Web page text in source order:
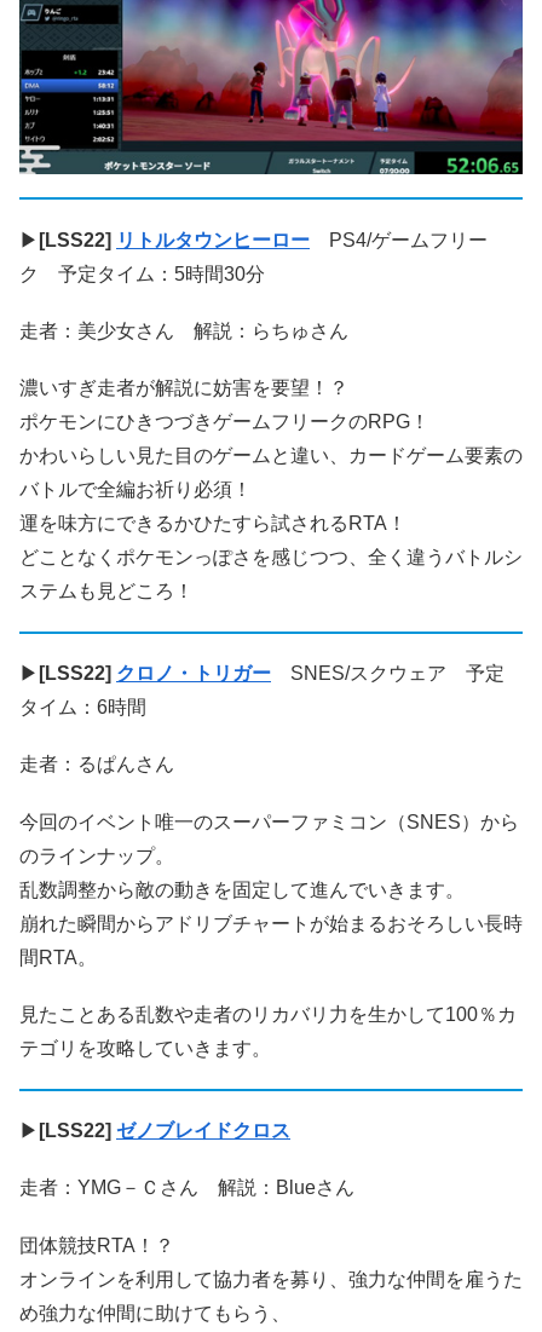
▶ [LSS22] リトルタウンヒーロー PS4/ゲームフリー
ク 予定タイム：5時間30分
走者：美少女さん 解説：らちゅさん
濃いすぎ走者が解説に妨害を要望！？
ポケモンにひきつづきゲームフリークのRPG！
かわいらしい見た目のゲームと違い、カードゲーム要素の
バトルで全編お祈り必須！
運を味方にできるかひたすら試されるRTA！
どことなくポケモンっぽさを感じつつ、全く違うバトルシ
ステムも見どころ！
▶ [LSS22] クロノ・トリガー SNES/スクウェア 予定
タイム：6時間
走者：るぱんさん
今回のイベント唯一のスーパーファミコン（SNES）から
のラインナップ。
乱数調整から敵の動きを固定して進んでいきます。
崩れた瞬間からアドリブチャートが始まるおそろしい長時
間RTA。
見たことある乱数や走者のリカバリ力を生かして100％カ
テゴリを攻略していきます。
▶ [LSS22] ゼノブレイドクロス
走者：YMG－Ｃさん 解説：Blueさん
団体競技RTA！？
オンラインを利用して協力者を募り、強力な仲間を雇うた
め強力な仲間に助けてもらう、